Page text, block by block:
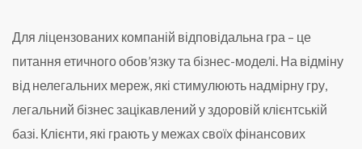
Для ліцензованих компаній відповідальна гра – це
питання етичного обов’язку та бізнес-моделі. На відміну
від нелегальних мереж, які стимулюють надмірну гру,
легальний бізнес зацікавлений у здоровій клієнтській
базі. Клієнти, які грають у межах своїх фінансових